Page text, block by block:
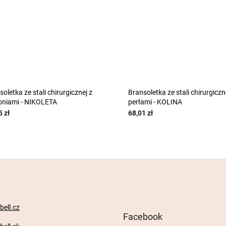
ze stali chirurgicznej z
- NIKOLETA
zł
Bransoletka ze stali
perłami - KOLINA
68,01 zł
Facebook